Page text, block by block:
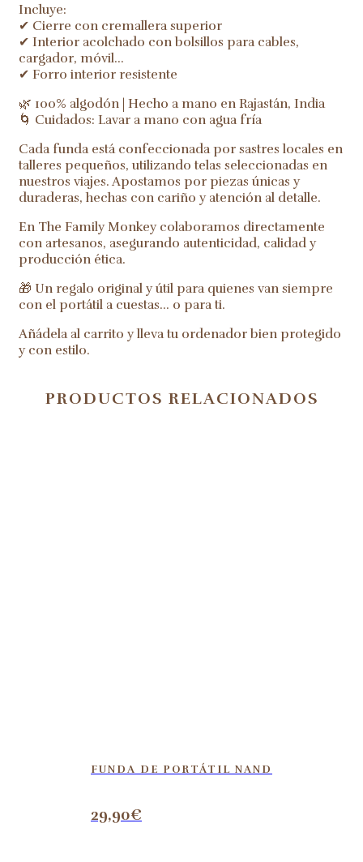
Incluye:
✔ Cierre con cremallera superior
✔ Interior acolchado con bolsillos para cables,
cargador, móvil…
✔ Forro interior resistente
🌿 100% algodón | Hecho a mano en Rajastán, India
🌀 Cuidados: Lavar a mano con agua fría
Cada funda está confeccionada por sastres locales en
talleres pequeños, utilizando telas seleccionadas en
nuestros viajes. Apostamos por piezas únicas y
duraderas, hechas con cariño y atención al detalle.
En The Family Monkey colaboramos directamente
con artesanos, asegurando autenticidad, calidad y
producción ética.
🎁 Un regalo original y útil para quienes van siempre
con el portátil a cuestas… o para ti.
Añádela al carrito y lleva tu ordenador bien protegido
y con estilo.
PRODUCTOS RELACIONADOS
FUNDA DE PORTÁTIL NAND
29,90€